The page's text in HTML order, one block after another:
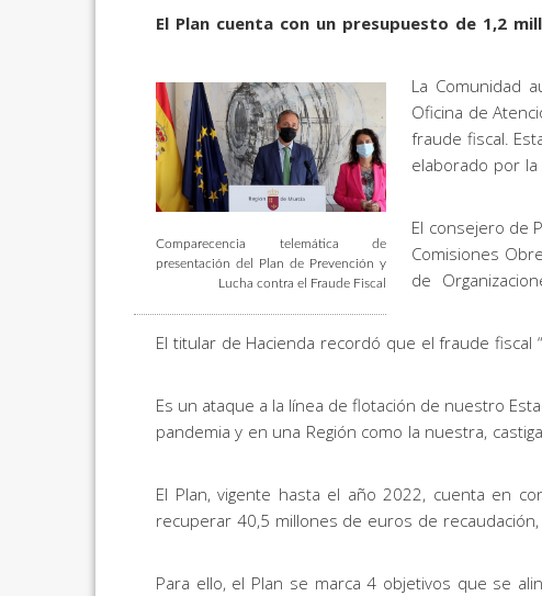
El Plan cuenta con un presupuesto de 1,2
Comparecencia telemática de
presentación del Plan de Prevención y
Lucha contra el Fraude Fiscal
La Comunidad
Oficina de
fraude fiscal.
elaborado por la
El consejero de
Comisiones
de
El titular de Hacienda recordó que el fraude fiscal
“Es un ataque a la línea de flotación de nuestro
pandemia y en una Región como la nuestra,
El Plan, vigente hasta el año 2022, cuenta en
recuperar 40,5 millones de euros de
Para ello, el Plan se marca 4 objetivos que se